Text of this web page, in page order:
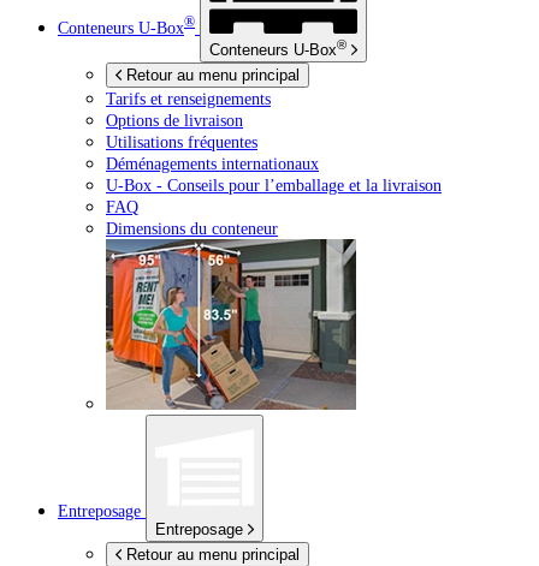
Conteneurs U-Box®
Conteneurs U-Box®
Retour au menu principal
Tarifs et renseignements
Options de livraison
Utilisations fréquentes
Déménagements internationaux
U-Box - Conseils pour l’emballage et la livraison
FAQ
Dimensions du conteneur
Entreposage
Entreposage
Retour au menu principal